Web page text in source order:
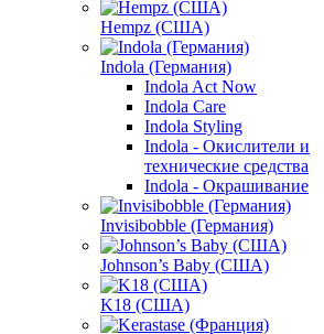
Hempz (США)
Indola (Германия)
Indola Act Now
Indola Care
Indola Styling
Indola - Окислители и
технические средства
Indola - Окрашивание
Invisibobble (Германия)
Johnson’s Baby (США)
K18 (США)